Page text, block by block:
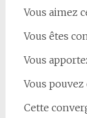
Vous aimez
Vous êtes
Vous
Vous pouvez
Cette